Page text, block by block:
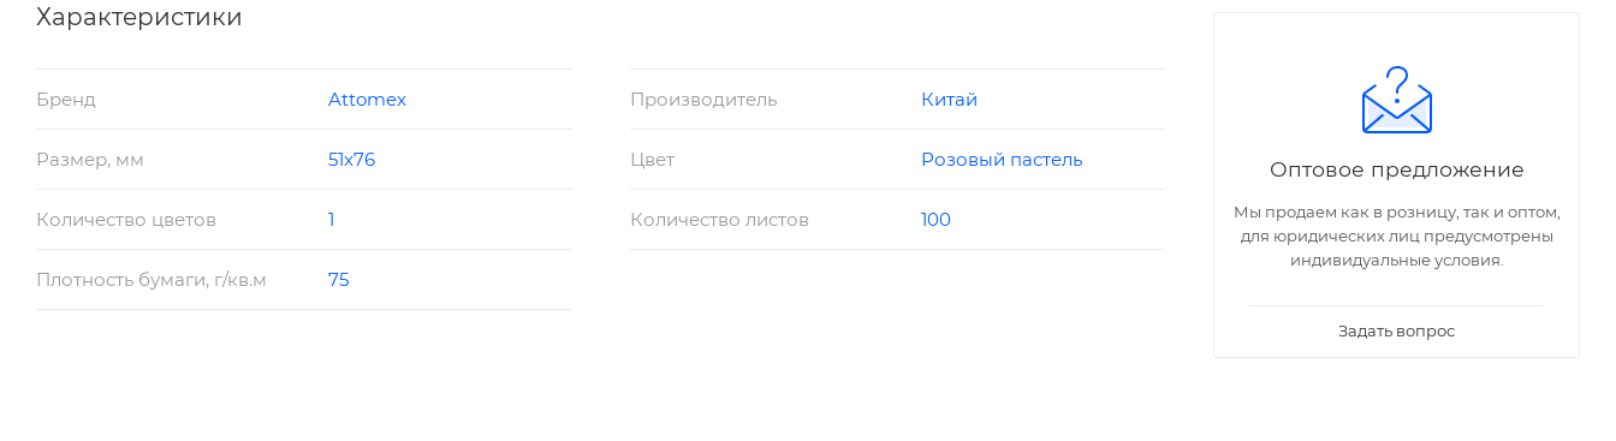
Характеристики
Бренд Attomex Производитель Китай
Размер, мм 51х76 Цвет Розовый пастель
Количество цветов 1 Количество листов 100
Плотность бумаги, г/кв.м 75
Оптовое предложение
Мы продаем как в розницу, так и оптом,
для юридических лиц предусмотрены
индивидуальные условия.
Задать вопрос